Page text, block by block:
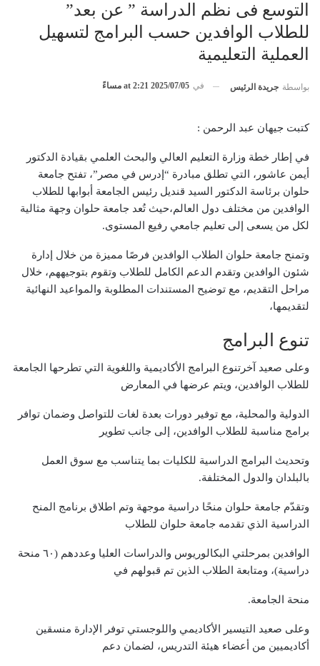
التوسع فى نظم الدراسة ” عن بعد”
للطلاب الوافدين حسب البرامج لتسهيل
العملية التعليمية
بواسطة جريدة الرئيس في 2025/07/05 at 2:21 مساءً
كتبت جيهان عبد الرحمن :
في إطار خطة وزارة التعليم العالي والبحث العلمي بقيادة الدكتور
أيمن عاشور، التي تطلق مبادرة “إدرس في مصر”، تفتح جامعة
حلوان برئاسة الدكتور السيد قنديل رئيس الجامعة أبوابها للطلاب
الوافدين من مختلف دول العالم،حيث تُعد جامعة حلوان وجهة مثالية
لكل من يسعى إلى تعليم جامعي رفيع المستوى.
وتمنح جامعة حلوان الطلاب الوافدين فرصًا مميزة من خلال إدارة
شئون الوافدين وتقدم الدعم الكامل للطلاب وتقوم بتوجيههم، خلال
مراحل التقديم، مع توضيح المستندات المطلوبة والمواعيد النهائية
لتقديمها،
تنوع البرامج
وعلى صعيد آخرتنوع البرامج الأكاديمية واللغوية التي تطرحها الجامعة
للطلاب الوافدين، ويتم عرضها في المعارض
الدولية والمحلية، مع توفير دورات بعدة لغات للتواصل وضمان توافر
برامج مناسبة للطلاب الوافدين، إلى جانب تطوير
وتحديث البرامج الدراسية للكليات بما يتناسب مع سوق العمل
بالبلدان والدول المختلفة.
وتقدّم جامعة حلوان منحًا دراسية موجهة وتم اطلاق برنامج المنح
الدراسية الذي تقدمه جامعة حلوان للطلاب
الوافدين بمرحلتي البكالوريوس والدراسات العليا وعددهم (٦٠ منحة
دراسية)، ومتابعة الطلاب الذين تم قبولهم في
منحة الجامعة.
وعلى صعيد التيسير الأكاديمي واللوجستي توفر الإدارة منسقين
أكاديميين من أعضاء هيئة التدريس، لضمان دعم